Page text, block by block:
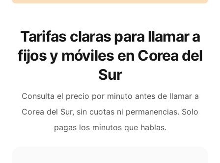
Tarifas claras para llamar a
fijos y móviles en Corea del
Sur
Consulta el precio por minuto antes de llamar a
Corea del Sur, sin cuotas ni permanencias. Solo
pagas los minutos que hablas.